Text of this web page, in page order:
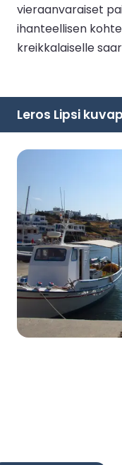
vieraanvaraiset
ihanteellisen
kreikkalaiselle
Leros Lipsi